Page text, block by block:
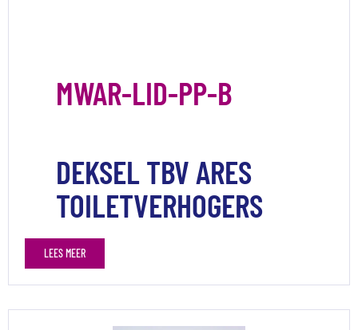
MWAR-LID-PP-B
DEKSEL TBV ARES
TOILETVERHOGERS
LEES MEER